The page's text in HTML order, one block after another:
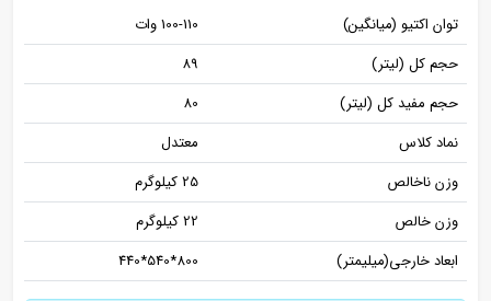
توان اکتیو (میانگین)
100-110 وات
حجم کل (لیتر)
89
حجم مفید کل (لیتر)
80
نماد کلاس
معتدل
وزن ناخالص
25 کیلوگرم
وزن خالص
22 کیلوگرم
ابعاد خارجی(میلیمتر)
800*540*440